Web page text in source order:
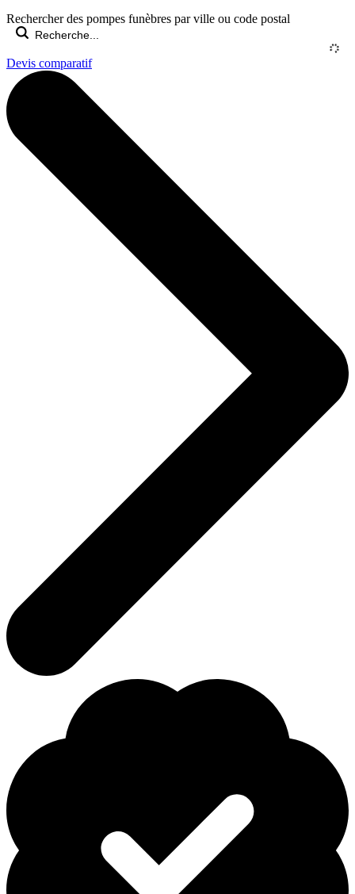
Rechercher des pompes funèbres par ville ou code postal
Devis comparatif